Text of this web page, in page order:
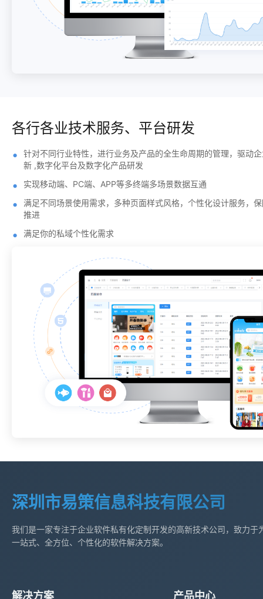
各行各业技术服务、平台研发
针对不同行业特性，进行业务及产品的全生命周期的管理，驱动
新 ,数字化平台及数字化产品研发
实现移动端、PC端、APP等多终端多场景数据互通
满足不同场景使用需求，多种页面样式风格，个性化设计服务，
推进
满足你的私域个性化需求
深圳市易策信息科技有限公司
我们是一家专注于企业软件私有化定制开发的高新技术公司，致力于
一站式、全方位、个性化的软件解决方案。
解决方案 产品中心